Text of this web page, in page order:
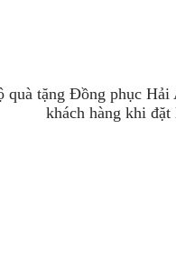
quà tặng Đồng phục Hải
khách hàng khi